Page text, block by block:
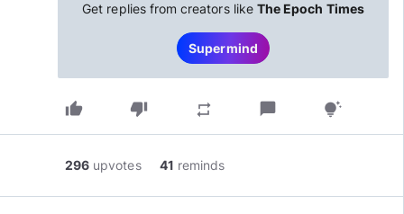
Get replies from creators like The Epoch Times
Supermind
thumb_up thumb_down repeat chat_bubble tips_and_updates
296 upvotes 41 reminds